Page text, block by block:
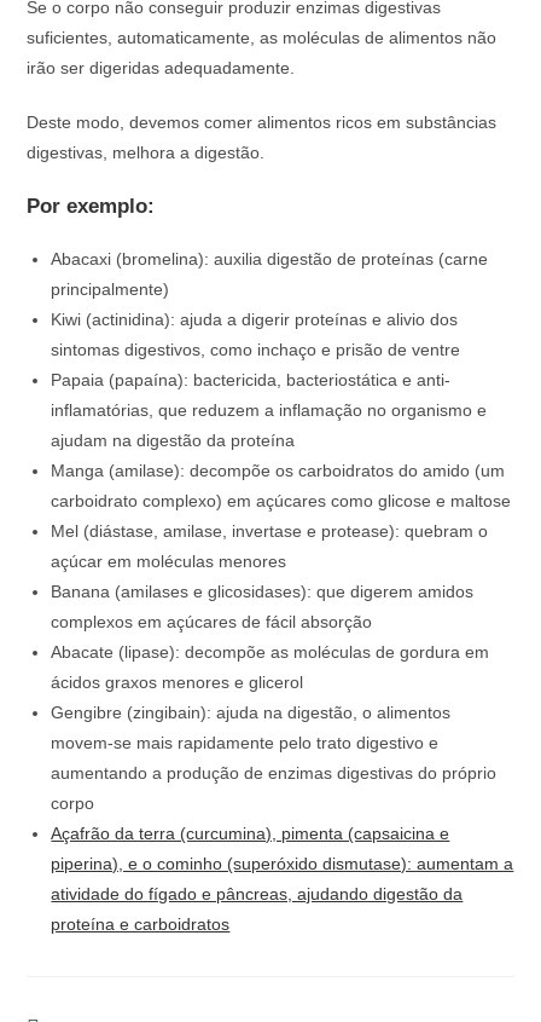
Se o corpo não conseguir produzir enzimas digestivas
suficientes, automaticamente, as moléculas de alimentos não
irão ser digeridas adequadamente.
Deste modo, devemos comer alimentos ricos em substâncias
digestivas, melhora a digestão.
Por exemplo:
Abacaxi (bromelina): auxilia digestão de proteínas (carne
principalmente)
Kiwi (actinidina): ajuda a digerir proteínas e alivio dos
sintomas digestivos, como inchaço e prisão de ventre
Papaia (papaína): bactericida, bacteriostática e anti-
inflamatórias, que reduzem a inflamação no organismo e
ajudam na digestão da proteína
Manga (amilase): decompõe os carboidratos do amido (um
carboidrato complexo) em açúcares como glicose e maltose
Mel (diástase, amilase, invertase e protease): quebram o
açúcar em moléculas menores
Banana (amilases e glicosidases): que digerem amidos
complexos em açúcares de fácil absorção
Abacate (lipase): decompõe as moléculas de gordura em
ácidos graxos menores e glicerol
Gengibre (zingibain): ajuda na digestão, o alimentos
movem-se mais rapidamente pelo trato digestivo e
aumentando a produção de enzimas digestivas do próprio
corpo
Açafrão da terra (curcumina), pimenta (capsaicina e
piperina), e o cominho (superóxido dismutase): aumentam a
atividade do fígado e pâncreas, ajudando digestão da
proteína e carboidratos